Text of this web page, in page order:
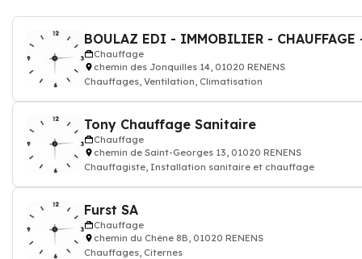
Chauffage
chemin des Jonquilles 14, 01020 RENENS
Chauffages, Ventilation, Climatisation
Tony Chauffage Sanitaire
Chauffage
chemin de Saint-Georges 13, 01020 RENENS
Chauffagiste, Installation sanitaire et chauffage
Furst SA
Chauffage
chemin du Chêne 8B, 01020 RENENS
Chauffages, Citernes